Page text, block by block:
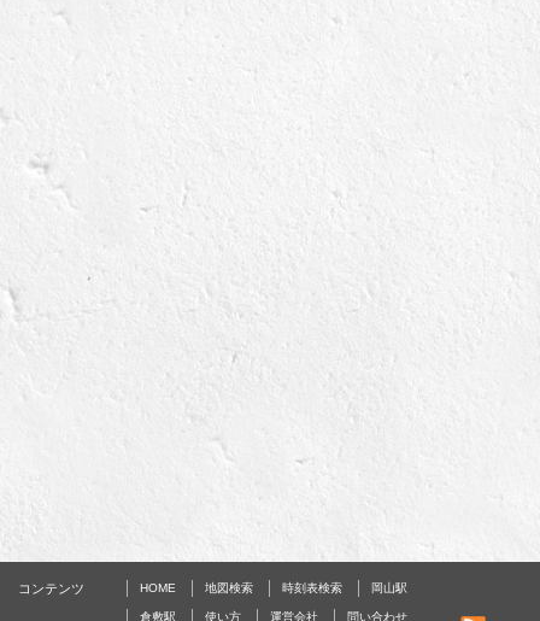
コンテンツ HOME 地図検索 時刻表検索 岡山駅
倉敷駅 使い方 運営会社
問い合わせ